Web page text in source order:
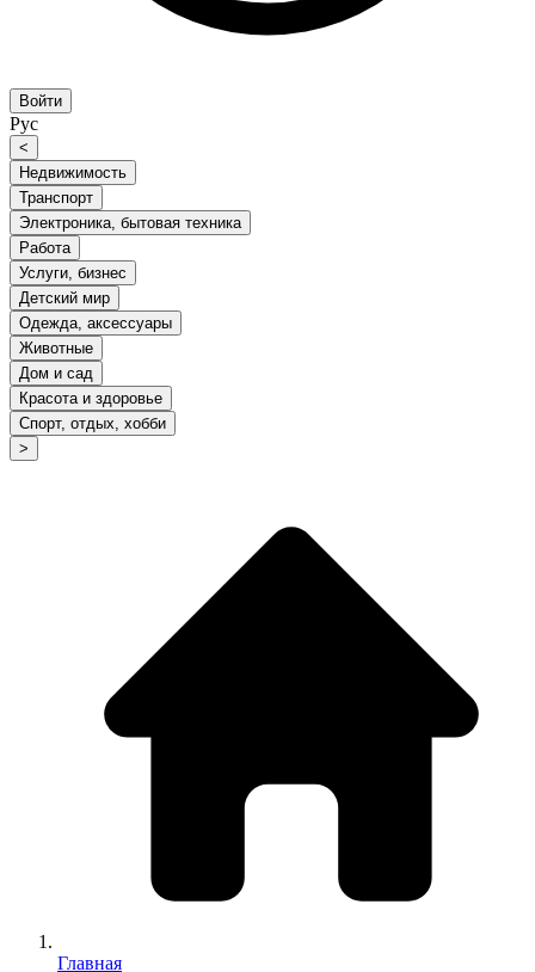
Войти
Рус
<
Недвижимость
Транспорт
Электроника, бытовая техника
Работа
Услуги, бизнес
Детский мир
Одежда, аксессуары
Животные
Дом и сад
Красота и здоровье
Спорт, отдых, хобби
>
Главная